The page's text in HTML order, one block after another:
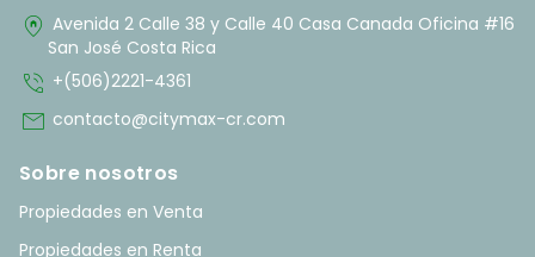
home_pin Avenida 2 Calle 38 y Calle 40 Casa Canada Oficina #16
San José Costa Rica
phone_in_talk +(506)2221-4361
mail contacto@citymax-cr.com
Sobre nosotros
Propiedades en Venta
Propiedades en Renta